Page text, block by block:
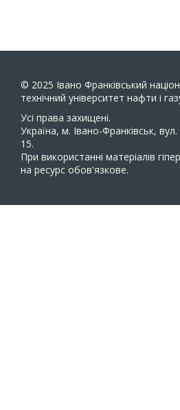
© 2025 Івано Франківський
технічний університет нафти і
Усi права захищенi.
Україна, м. Івано-Франківськ,
15.
При використанні матеріалів
на ресурс обов'язкове.